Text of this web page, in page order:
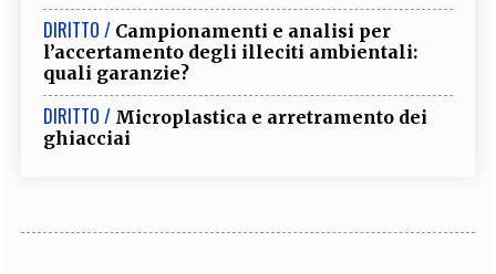
DIRITTO / Campionamenti e analisi per
l’accertamento degli illeciti ambientali:
quali garanzie?
DIRITTO / Microplastica e arretramento dei
ghiacciai